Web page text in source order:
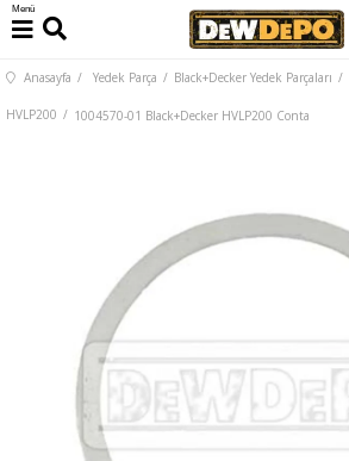
Menü
Anasayfa Yedek Parça Black+Decker Yedek Parçaları
HVLP200 1004570-01 Black+Decker HVLP200 Conta